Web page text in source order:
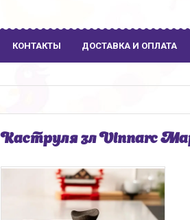
КОНТАКТЫ ДОСТАВКА И ОПЛАТА
Каструля 3л Vinnarc